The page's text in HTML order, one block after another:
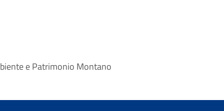
e Patrimonio Montano